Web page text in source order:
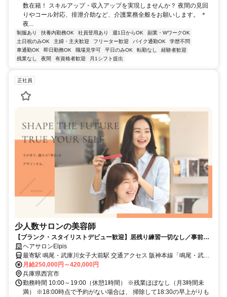
数在籍！ スキルアップ・収入アップを実現しませんか？ 夜間の見回
りやコール対応、排泄介助など、介護業務全般をお願いします。 ＊
夜...
制服あり 扶養内勤務OK 社員登用あり 週1日からOK
副業・WワークOK
土日祝のみOK
主婦・主夫歓迎 フリーター歓迎 バイク通勤OK
学歴不問
車通勤OK
即日勤務OK 職場見学可 平日のみOK 転勤なし
経験者歓迎
残業なし
夜間 有資格者歓迎 月1シフト提出
正社員
少人数サロンの美容師
【ブランク・スタイリストデビュー歓迎】居残り練習一切なし／事前見
学や体験入社もOK◆残業ほぼなし！18時半の早上がりも可能で私生活
と両立◎
ヘアサロンElpis
最寄駅 鳴尾・武庫川女子大前駅 交通アクセス 阪神本線「鳴尾・武庫
月給250,000円～420,000円
兵庫県西宮市
勤務時間 10:00～19:00（休憩1時間） ※残業ほぼなし（月3時間未
満） ※18:00時点で予約がない場合は、 掃除して18:30の早上がりも